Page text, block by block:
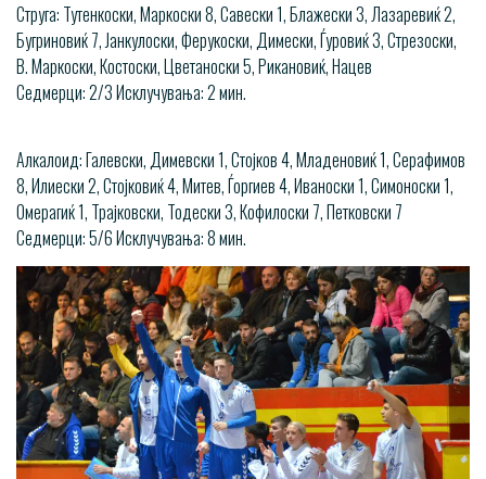
Струга: Тутенкоски, Маркоски 8, Савески 1, Блажески 3, Лазаревиќ 2,
Бугриновиќ 7, Јанкулоски, Ферукоски, Димески, Ѓуровиќ 3, Стрезоски,
В. Маркоски, Костоски, Цветаноски 5, Рикановиќ, Нацев
Седмерци: 2/3 Исклучувања: 2 мин.
Алкалоид: Галевски, Димевски 1, Стојков 4, Младеновиќ 1, Серафимов
8, Илиески 2, Стојковиќ 4, Митев, Ѓоргиев 4, Иваноски 1, Симоноски 1,
Омерагиќ 1, Трајковски, Тодески 3, Кофилоски 7, Петковски 7
Седмерци: 5/6 Исклучувања: 8 мин.